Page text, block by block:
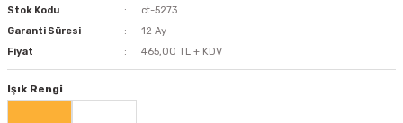
Stok Kodu
ct-5273
Garanti Süresi
12 Ay
Fiyat
465,00 TL + KDV
Işık Rengi